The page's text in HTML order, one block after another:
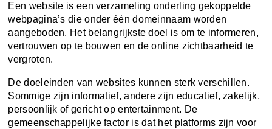
Een website is een verzameling onderling gekoppelde
webpagina’s die onder één domeinnaam worden
aangeboden. Het belangrijkste doel is om te informeren,
vertrouwen op te bouwen en de online zichtbaarheid te
vergroten.
De doeleinden van websites kunnen sterk verschillen.
Sommige zijn informatief, andere zijn educatief, zakelijk,
persoonlijk of gericht op entertainment. De
gemeenschappelijke factor is dat het platforms zijn voor